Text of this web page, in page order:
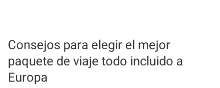
Consejos para elegir el mejor
paquete de viaje todo incluido a
Europa